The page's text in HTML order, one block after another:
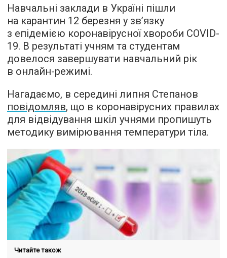
Навчальні заклади в Україні пішли
на карантин 12 березня у зв’язку
з епідемією коронавірусної хвороби COVID-
19. В результаті учням та студентам
довелося завершувати навчальний рік
в онлайн-режимі.
Нагадаємо, в середині липня Степанов
повідомляв, що в коронавірусних правилах
для відвідування шкіл учнями пропишуть
методику вимірювання температури тіла.
Читайте також